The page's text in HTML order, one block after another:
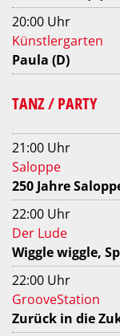
20:00 Uhr
Künstlergarten
Paula (D)
TANZ / PARTY
21:00 Uhr
Saloppe
250 Jahre
22:00 Uhr
Der Lude
Wiggle wiggle,
22:00 Uhr
GrooveStation
Zurück in die